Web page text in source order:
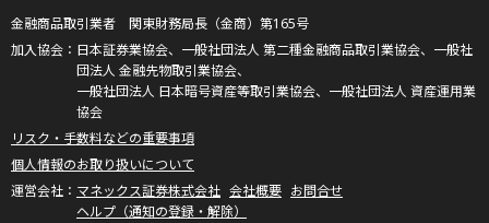
金融商品取引業者 関東財務局長（金商）第165号
日本証券業協会、一般社団法人 第二種金融商品取引業協会、一般社
団法人 金融先物取引業協会、
一般社団法人 日本暗号資産等取引業協会、一般社団法人 資産運用業
協会
リスク・手数料などの重要事項
個人情報のお取り扱いについて
マネックス証券株式会社 会社概要 お問合せ
ヘルプ（通知の登録・解除）